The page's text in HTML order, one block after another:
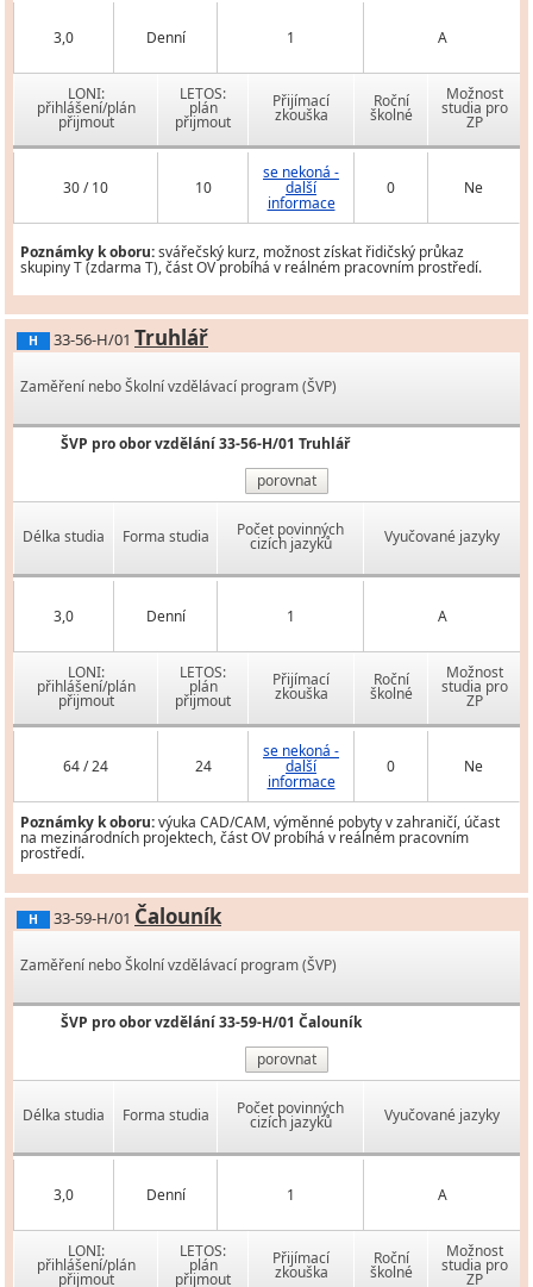
3,0 Denní 1 A
LONI:
přihlášení/plán
přijmout
LETOS:
plán
přijmout
Přijímací
zkouška
Roční
školné
Možnost
studia pro
ZP
30 / 10 10
se nekoná -
další
informace
0 Ne
Poznámky k oboru:svářečský kurz, možnost získat řidičský průkaz
skupiny T (zdarma T), část OV probíhá v reálném pracovním prostředí.
H 33-56-H/01 Truhlář
Zaměření nebo Školní vzdělávací program (ŠVP)
ŠVP pro obor vzdělání 33-56-H/01 Truhlář
porovnat
Délka studia Forma studia Počet povinných
cizích jazyků Vyučované jazyky
3,0 Denní 1 A
LONI:
přihlášení/plán
přijmout
LETOS:
plán
přijmout
Přijímací
zkouška
Roční
školné
Možnost
studia pro
ZP
64 / 24 24
se nekoná -
další
informace
0 Ne
Poznámky k oboru:výuka CAD/CAM, výměnné pobyty v zahraničí, účast
na mezinárodních projektech, část OV probíhá v reálném pracovním
prostředí.
H 33-59-H/01 Čalouník
Zaměření nebo Školní vzdělávací program (ŠVP)
ŠVP pro obor vzdělání 33-59-H/01 Čalouník
porovnat
Délka studia Forma studia Počet povinných
cizích jazyků Vyučované jazyky
3,0 Denní 1 A
LONI:
přihlášení/plán
přijmout
LETOS:
plán
přijmout
Přijímací
zkouška
Roční
školné
Možnost
studia pro
ZP